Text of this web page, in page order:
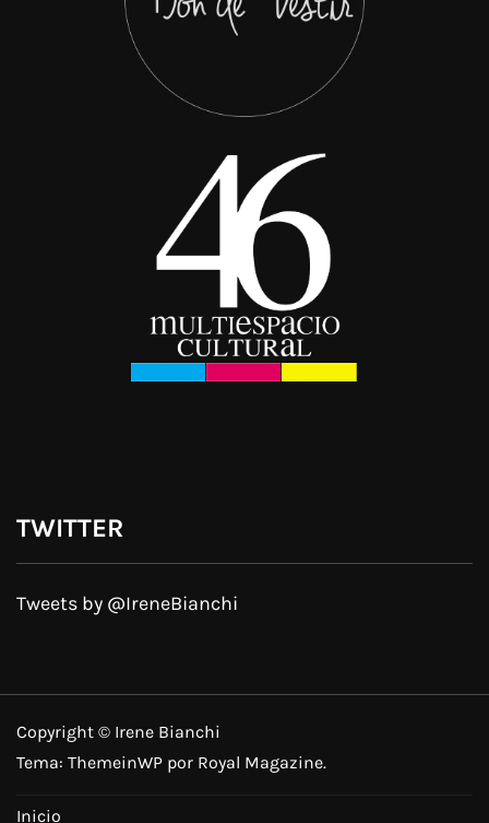
TWITTER
Tweets by @IreneBianchi
Copyright © Irene Bianchi
Tema: ThemeinWP por Royal Magazine.
Inicio